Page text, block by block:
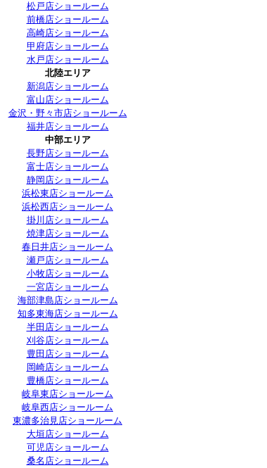
松戸店ショールーム
前橋店ショールーム
高崎店ショールーム
甲府店ショールーム
水戸店ショールーム
北陸エリア
新潟店ショールーム
富山店ショールーム
金沢・野々市店ショールーム
福井店ショールーム
中部エリア
長野店ショールーム
富士店ショールーム
静岡店ショールーム
浜松東店ショールーム
浜松西店ショールーム
掛川店ショールーム
焼津店ショールーム
春日井店ショールーム
瀬戸店ショールーム
小牧店ショールーム
一宮店ショールーム
海部津島店ショールーム
知多東海店ショールーム
半田店ショールーム
刈谷店ショールーム
豊田店ショールーム
岡崎店ショールーム
豊橋店ショールーム
岐阜東店ショールーム
岐阜西店ショールーム
東濃多治見店ショールーム
大垣店ショールーム
可児店ショールーム
桑名店ショールーム